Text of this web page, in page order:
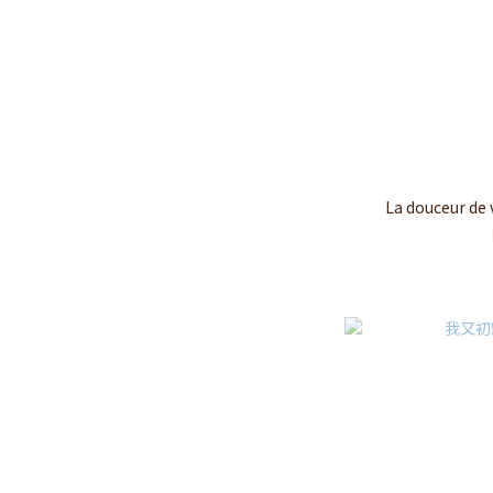
La douceur de